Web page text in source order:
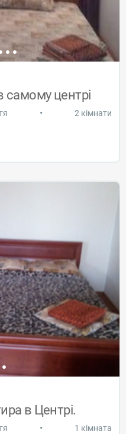
самому центрі
• 2 кімнати
в Центрі.
• 1 кімната